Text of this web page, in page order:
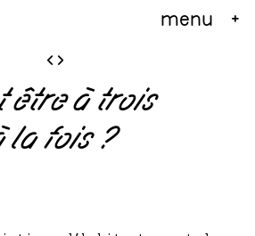
et citoyennes
publiques
menu +
< >
être à trois
la fois ?